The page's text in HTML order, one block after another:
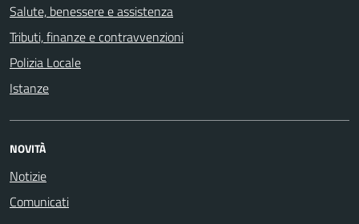
Salute, benessere e assistenza
Tributi, finanze e contravvenzioni
Polizia Locale
Istanze
NOVITÀ
Notizie
Comunicati